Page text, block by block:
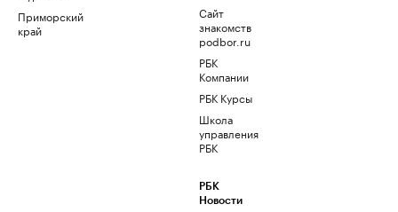
Приморский
край
Сайт
знакомств
podbor.ru
РБК
Компании
РБК Курсы
Школа
управления
РБК
РБК
Новости